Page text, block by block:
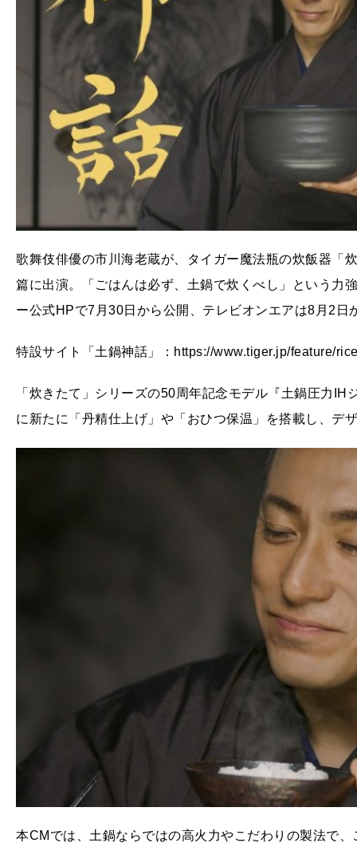
歌舞伎俳優の市川海老蔵が、タイガー魔法瓶の炊飯器「
篇に出演。「ごはんは必ず、土鍋で炊くべし」という力
ー公式HPで7月30日から公開、テレビオンエアは8月2日
特設サイト「土鍋神話」：https://www.tiger.jp/feature/
「炊きたて」シリーズの50周年記念モデル『土鍋圧力
に新たに「丹精仕上げ」や「おひつ保温」を搭載し、デ
本CMでは、土鍋ならではの高火力やこだわりの製法で